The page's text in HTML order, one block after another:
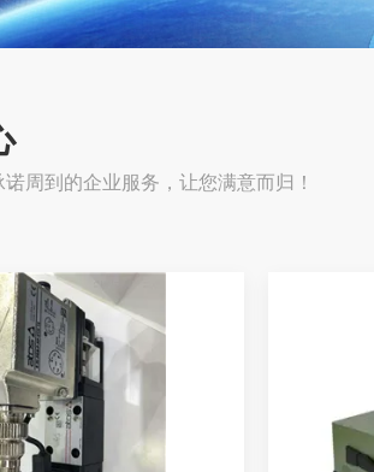
周到的企业服务，让您满意而归！